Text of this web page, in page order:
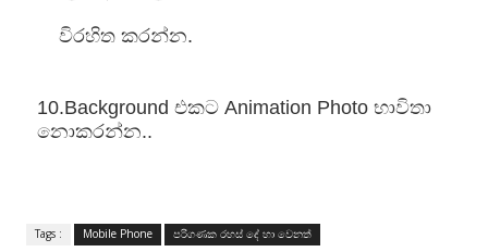
    විරහිත
කරන්න.
10.Background එකට Animation Photo භාවිතා
නොකරන්න..
Tags : Mobile Phone පරිගණක රහස් දේ හා වෙනත්